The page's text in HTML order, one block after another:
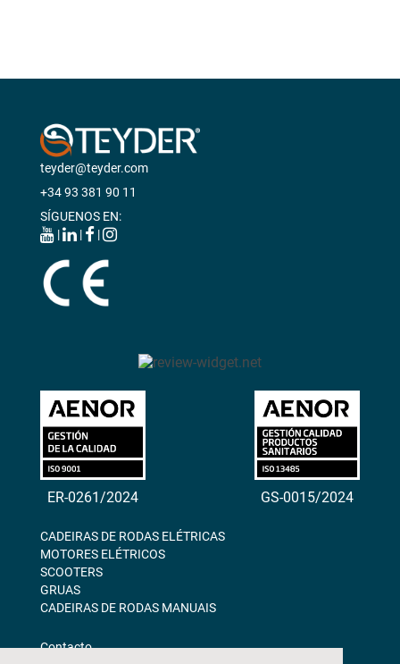
teyder@teyder.com
+34 93 381 90 11
SÍGUENOS EN:
|
| |
ER-0261/2024 GS-0015/2024
CADEIRAS DE RODAS ELÉTRICAS
MOTORES ELÉTRICOS
SCOOTERS
GRUAS
CADEIRAS DE RODAS MANUAIS
Contacto